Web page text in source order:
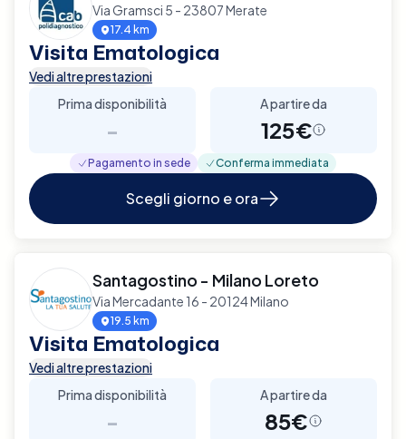
Via Gramsci 5 - 23807 Merate
17.4 km
Visita Ematologica
Vedi altre prestazioni
Prima disponibilità
-
A partire da
125€
Pagamento in sede Conferma immediata
Scegli giorno e ora
Santagostino - Milano Loreto
Via Mercadante 16 - 20124 Milano
19.5 km
Visita Ematologica
Vedi altre prestazioni
Prima disponibilità
-
A partire da
85€